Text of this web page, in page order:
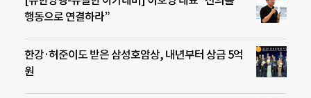
행동으로 연결하라”
한강·허준이도 받은 삼성호암상, 내년부터 상금 5억
원